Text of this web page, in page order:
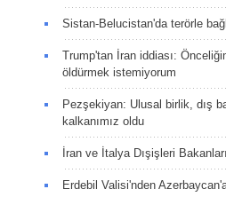
Sistan-Belucistan'da terörle
Trump'tan İran iddiası:
öldürmek istemiyorum
Pezşekiyan: Ulusal birlik, dış
kalkanımız oldu
İran ve İtalya Dışişleri
Erdebil Valisi'nden